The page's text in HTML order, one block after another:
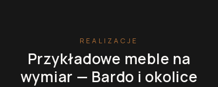
REALIZACJE
Przykładowe meble na
wymiar — Bardo i okolice